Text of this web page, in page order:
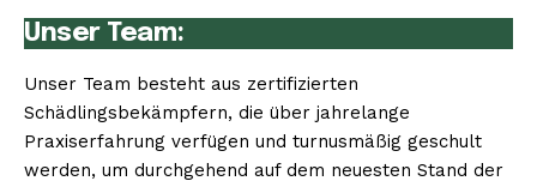
Unser Team:
Unser Team besteht aus zertifizierten
Schädlingsbekämpfern, die über jahrelange
Praxiserfahrung verfügen und turnusmäßig geschult
werden, um durchgehend auf dem neuesten Stand der